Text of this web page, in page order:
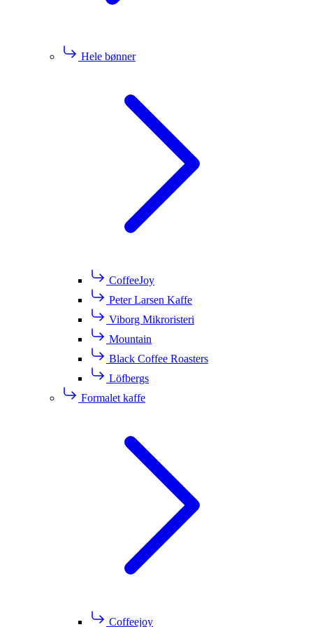
Hele bønner
CoffeeJoy
Peter Larsen Kaffe
Viborg Mikroristeri
Mountain
Black Coffee Roasters
Löfbergs
Formalet kaffe
Coffeejoy